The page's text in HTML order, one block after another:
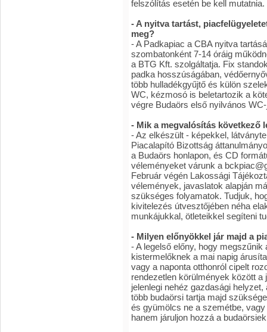
felszólítás esetén be kell mutatnia.
- A nyitva tartást,
meg?
- A Padkapiac a CBA nyitva
szombatonként 7-14 óráig
a BTG Kft. szolgáltatja. Fix
padka hosszúságában,
több hulladékgyűjtő és külön
WC, kézmosó is beletartozik a
végre Budaörs első nyilvános
- Mik a megvalósítás következő
- Az elkészült - képekkel,
Piacalapító Bizottság
a Budaörs honlapon, és CD
véleményeket várunk a
Február végén Lakossági
vélemények, javaslatok alapján
szükséges folyamatok. Tudjuk,
kivitelezés útvesztőjében néha
munkájukkal, ötleteikkel segíteni
- Milyen előnyökkel jár majd a
- A legelső előny, hogy
kistermelőknek a mai napig
vagy a naponta otthonról cipelt
rendezetlen körülmények között
jelenlegi nehéz gazdasági
több budaörsi tartja majd
és gyümölcs ne a szemétbe,
hanem járuljon hozzá a